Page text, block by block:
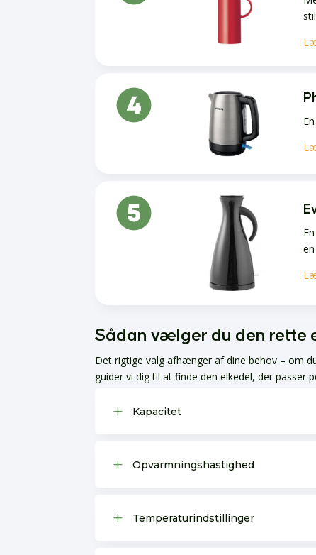
Sådan vælger du den rette
Det rigtige valg afhænger af dine behov – om
guider vi dig til at finde den elkedel, der passer
L Kapacitet
L Opvarmningshastighed
L Temperaturindstillinger